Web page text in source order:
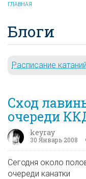
ГЛАВНАЯ
Блоги
Расписание
Сход
очереди
keyray
30 Январь 2008
Сегодня около
очереди канатки